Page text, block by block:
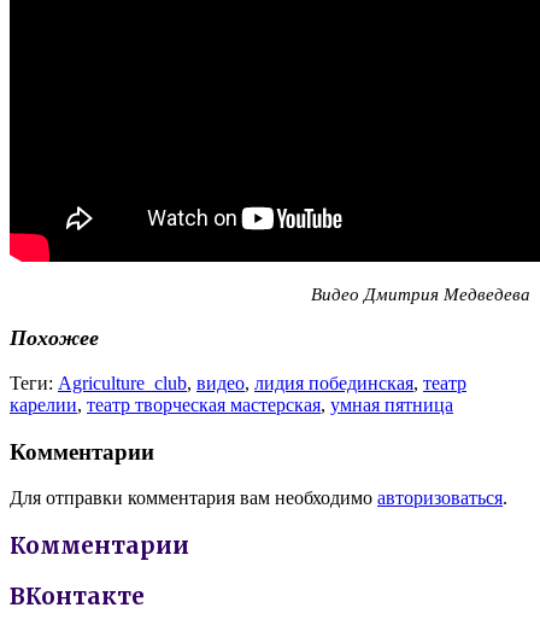
Видео Дмитрия Медведева
Похожее
Теги: Agriculture_club, видео, лидия побединская, театр
карелии, театр творческая мастерская, умная пятница
Комментарии
Для отправки комментария вам необходимо авторизоваться.
Комментарии
ВКонтакте